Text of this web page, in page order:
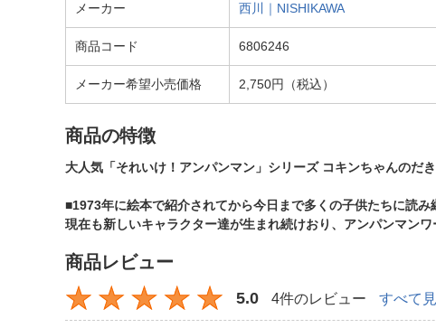
メーカー 西川｜NISHIKAWA
商品コード 6806246
メーカー希望小売価格 2,750円（税込）
商品の特徴
大人気「それいけ！アンパンマン」シリーズ コキンちゃんのだ
■1973年に絵本で紹介されてから今日まで多くの子供たちに読み
現在も新しいキャラクター達が生まれ続けおり、アンパンマンワ
商品レビュー
5.0 4件のレビュー すべて